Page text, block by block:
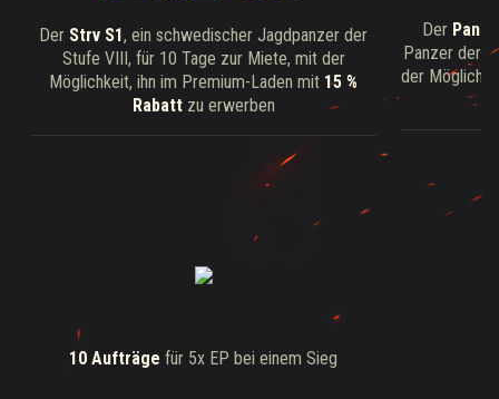
Der Strv S1, ein schwedischer Jagdpanzer der
Stufe VIII, für 10 Tage zur Miete, mit der
Möglichkeit, ihn im Premium-Laden mit 15 %
Rabattzu erwerben
Der
Panzer der
der
10 Aufträge für 5x EP bei einem Sieg